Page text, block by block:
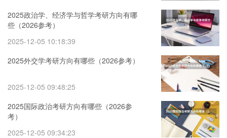
2025政治学、经济学与哲学考研方向有哪
些（2026参考）
2025-12-05 10:18:39
2025外交学考研方向有哪些（2026参考）
2025-12-05 09:48:25
2025国际政治考研方向有哪些（2026参
考）
2025-12-05 09:34:23